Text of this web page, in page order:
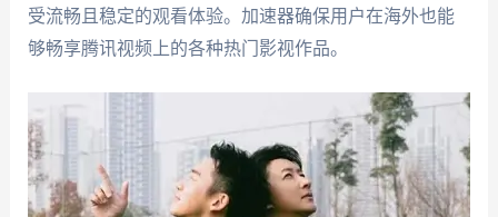
受流畅且稳定的观看体验。加速器确保用户在海外也能
够畅享腾讯视频上的各种热门影视作品。